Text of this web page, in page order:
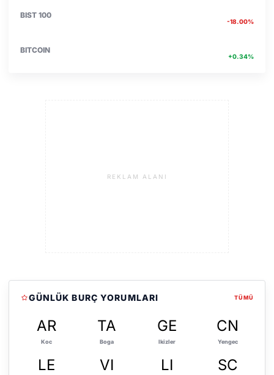
BIST 100
-18.00%
BITCOIN
+0.34%
REKLAM ALANI
GÜNLÜK BURÇ YORUMLARI TÜMÜ
AR
Koc
TA
Boga
GE
Ikizler
CN
Yengec
LE VI LI SC